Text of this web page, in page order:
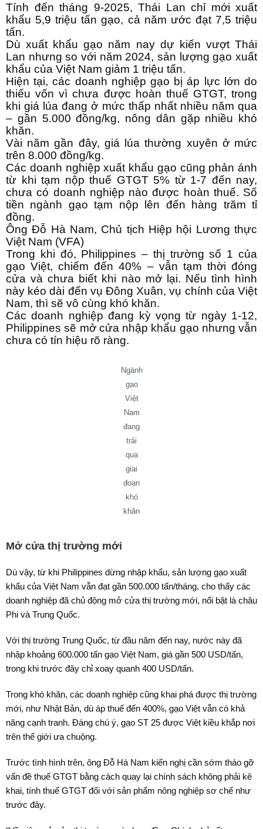
Tính đến tháng 9-2025, Thái Lan chỉ mới xuất
khẩu 5,9 triệu tấn gạo, cả năm ước đạt 7,5 triệu
tấn.
Dù xuất khẩu gạo năm nay dự kiến vượt Thái
Lan nhưng so với năm 2024, sản lượng gạo xuất
khẩu của Việt Nam giảm 1 triệu tấn.
Hiện tại, các doanh nghiệp gạo bị áp lực lớn do
thiếu vốn vì chưa được hoàn thuế GTGT, trong
khi giá lúa đang ở mức thấp nhất nhiều năm qua
– gần 5.000 đồng/kg, nông dân gặp nhiều khó
khăn.
Vài năm gần đây, giá lúa thường xuyên ở mức
trên 8.000 đồng/kg.
Các doanh nghiệp xuất khẩu gạo cũng phản ánh
từ khi tạm nộp thuế GTGT 5% từ 1-7 đến nay,
chưa có doanh nghiệp nào được hoàn thuế. Số
tiền ngành gạo tạm nộp lên đến hàng trăm tỉ
đồng.
Ông Đỗ Hà Nam, Chủ tịch Hiệp hội Lương thực
Việt Nam (VFA)
Trong khi đó, Philippines – thị trường số 1 của
gạo Việt, chiếm đến 40% – vẫn tạm thời đóng
cửa và chưa biết khi nào mở lại. Nếu tình hình
này kéo dài đến vụ Đông Xuân, vụ chính của Việt
Nam, thì sẽ vô cùng khó khăn.
Các doanh nghiệp đang kỳ vọng từ ngày 1-12,
Philippines sẽ mở cửa nhập khẩu gạo nhưng vẫn
chưa có tín hiệu rõ ràng.
Ngành
gạo
Việt
Nam
đang
trải
qua
giai
đoạn
khó
khăn
Mở cửa thị trường mới
Dù vậy, từ khi Philippines dừng nhập khẩu, sản lượng gạo xuất
khẩu của Việt Nam vẫn đạt gần 500.000 tấn/tháng, cho thấy các
doanh nghiệp đã chủ động mở cửa thị trường mới, nổi bật là châu
Phi và Trung Quốc.
Với thị trường Trung Quốc, từ đầu năm đến nay, nước này đã
nhập khoảng 600.000 tấn gạo Việt Nam, giá gần 500 USD/tấn,
trong khi trước đây chỉ xoay quanh 400 USD/tấn.
Trong khó khăn, các doanh nghiệp cũng khai phá được thị trường
mới, như Nhật Bản, dù áp thuế đến 400%, gạo Việt vẫn có khả
năng cạnh tranh. Đáng chú ý, gạo ST 25 được Việt kiều khắp nơi
trên thế giới ưa chuộng.
Trước tình hình trên, ông Đỗ Hà Nam kiến nghị cần sớm tháo gỡ
vấn đề thuế GTGT bằng cách quay lại chính sách không phải kê
khai, tính thuế GTGT đối với sản phẩm nông nghiệp sơ chế như
trước đây.